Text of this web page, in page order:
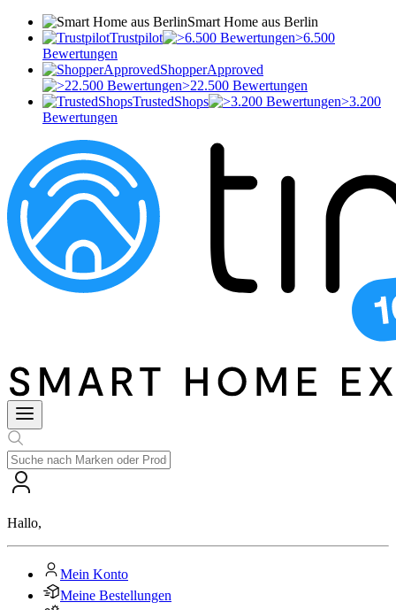
Smart Home aus Berlin
Trustpilot
>6.500
Bewertungen
ShopperApproved
>22.500 Bewertungen
TrustedShops
>3.200
Bewertungen
Hallo,
Mein Konto
Meine Bestellungen